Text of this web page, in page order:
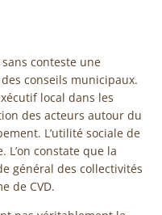
conteste une
conseils municipaux.
local dans les
des acteurs autour du
L’utilité sociale de
constate que la
général des collectivités
de CVD.